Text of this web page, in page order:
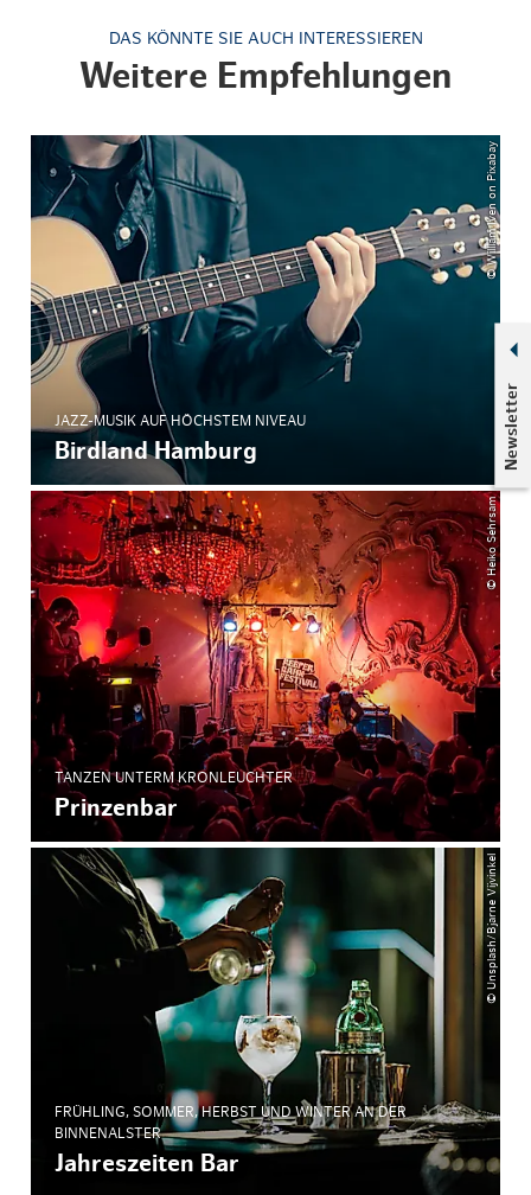
Newsletter
DAS KÖNNTE SIE AUCH INTERESSIEREN
Weitere Empfehlungen
© William Iven on Pixabay
JAZZ-MUSIK AUF HÖCHSTEM NIVEAU
Birdland Hamburg
© Heiko Sehrsam
TANZEN UNTERM KRONLEUCHTER
Prinzenbar
© Unsplash/Bjarne Vijvinkel
FRÜHLING, SOMMER, HERBST UND WINTER AN DER
BINNENALSTER
Jahreszeiten Bar